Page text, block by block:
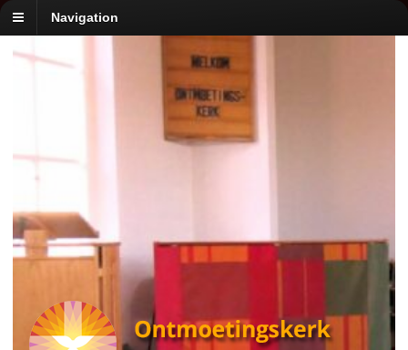
Navigation